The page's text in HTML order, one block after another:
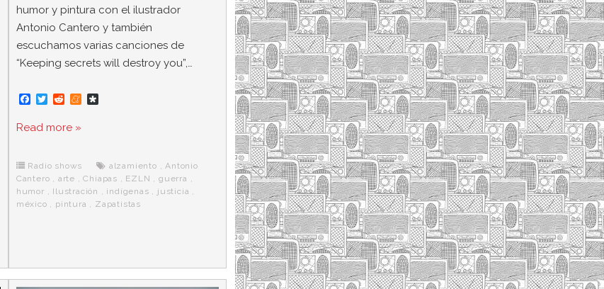
humor y pintura con el ilustrador
Antonio Cantero y también
escuchamos varias canciones de
“Keeping secrets will destroy you”,…
F
e
o
k
T
t
r
R
d
M
e
D
r
a
Read more »
Radio shows alzamiento ,Antonio
Cantero , arte ,Chiapas , EZLN ,guerra ,
humor , Ilustración , indígenas , justicia ,
méxico , pintura , Zapatistas